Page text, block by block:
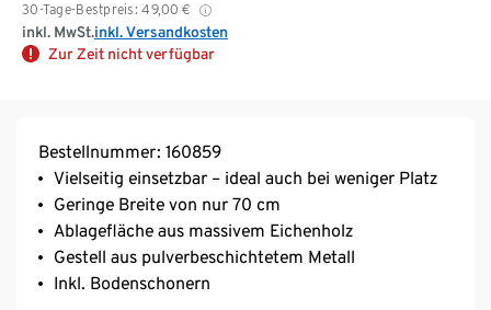
30-Tage-Bestpreis: 49,00 €
inkl. MwSt.inkl. Versandkosten
Zur Zeit nicht verfügbar
Bestellnummer: 160859
Vielseitig einsetzbar – ideal auch bei weniger Platz
Geringe Breite von nur 70 cm
Ablagefläche aus massivem Eichenholz
Gestell aus pulverbeschichtetem Metall
Inkl. Bodenschonern